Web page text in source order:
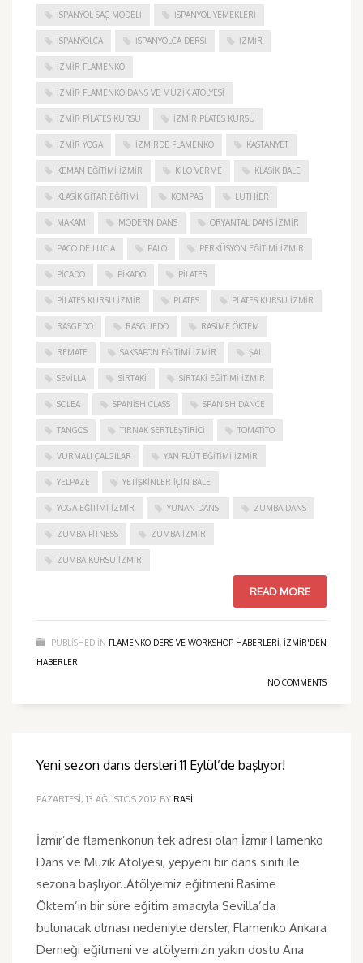
İSPANYOL SAÇ MODELI İSPANYOL YEMEKLERI
İSPANYOLCA İSPANYOLCA DERSI IZMIR
IZMIR FLAMENKO
İZMIR FLAMENKO DANS VE MÜZIK ATÖLYESI
İZMIR PILATES KURSU İZMIR PLATES KURSU
İZMIR YOGA IZMIRDE FLAMENKO KASTANYET
KEMAN EĞITIMI İZMIR KILO VERME KLASIK BALE
KLASIK GITAR EĞITIMI KOMPAS LUTHIER
MAKAM MODERN DANS ORYANTAL DANS İZMIR
PACO DE LUCIA PALO PERKÜSYON EĞITIMI İZMIR
PICADO PIKADO PILATES
PILATES KURSU İZMIR PLATES PLATES KURSU İZMIR
RASGEDO RASGUEDO RASIME ÖKTEM
REMATE SAKSAFON EĞITIMI İZMIR ŞAL
SEVILLA SIRTAKI SIRTAKI EĞITIMI İZMIR
SOLEA SPANISH CLASS SPANISH DANCE
TANGOS TIRNAK SERTLEŞTIRICI TOMATITO
VURMALI ÇALGILAR YAN FLÜT EĞITIMI İZMIR
YELPAZE YETIŞKINLER IÇIN BALE
YOGA EĞITIMI İZMIR YUNAN DANSI ZUMBA DANS
ZUMBA FITNESS ZUMBA İZMIR
ZUMBA KURSU İZMIR
READ MORE
PUBLISHED IN FLAMENKO DERS VE WORKSHOP HABERLERI, IZMIR'DEN
HABERLER
NO COMMENTS
Yeni sezon dans dersleri 11 Eylül’de başlıyor!
PAZARTESI, 13 AĞUSTOS 2012 BY RASI
İzmir’de flamenkonun tek adresi olan İzmir Flamenko
Dans ve Müzik Atölyesi, yepyeni bir dans sınıfı ile
sezona başlıyor..Atölyemiz eğitmeni Rasime
Öktem’in bir süre eğitim amacıyla Sevilla’da
bulunacak olması nedeniyle dersler, Flamenko Ankara
Derneği eğitmeni ve atölyemizin yakın dostu Ana